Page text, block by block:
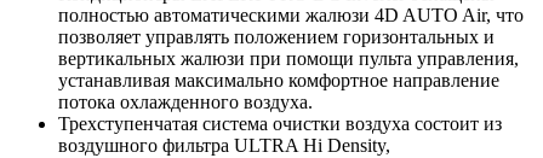
полностью автоматическими жалюзи 4D AUTO Air, что
позволяет управлять положением горизонтальных и
вертикальных жалюзи при помощи пульта управления,
устанавливая максимально комфортное направление
потока охлажденного воздуха.
Трехступенчатая система очистки воздуха состоит из
воздушного фильтра ULTRA Hi Density,